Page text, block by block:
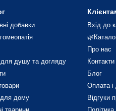
догляд за ротовою
прорізування
зубів, варто ознайомитися з
добавки
душу та догляду
дому
Вхід до
Про нас
Контакти
Блог
Оплата і
Відгуки